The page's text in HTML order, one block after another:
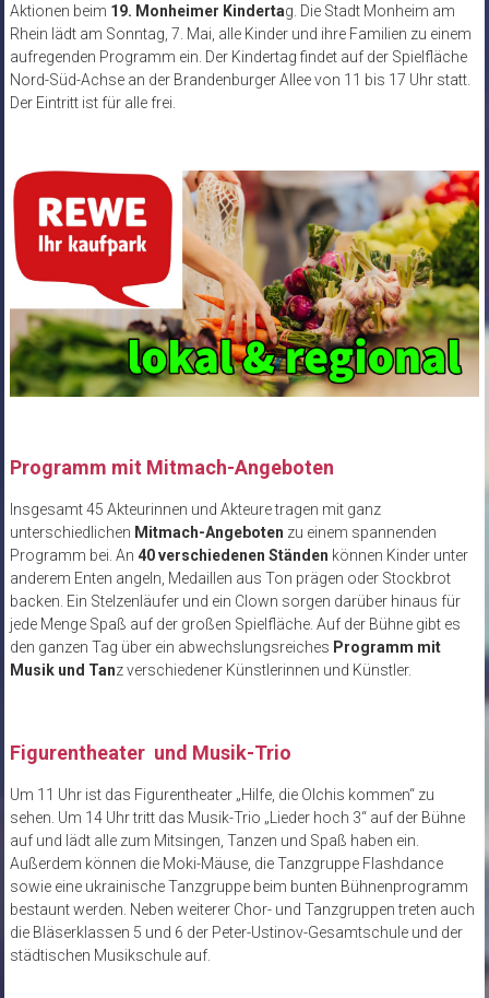
Aktionen beim 19. Monheimer Kindertag. Die Stadt Monheim am
Rhein lädt am Sonntag, 7. Mai, alle Kinder und ihre Familien zu einem
aufregenden Programm ein. Der Kindertag findet auf der Spielfläche
Nord-Süd-Achse an der Brandenburger Allee von 11 bis 17 Uhr statt.
Der Eintritt ist für alle frei.
Programm mit Mitmach-Angeboten
Insgesamt 45 Akteurinnen und Akteure tragen mit ganz
unterschiedlichen Mitmach-Angeboten zu einem spannenden
Programm bei. An 40 verschiedenen Ständen können Kinder unter
anderem Enten angeln, Medaillen aus Ton prägen oder Stockbrot
backen. Ein Stelzenläufer und ein Clown sorgen darüber hinaus für
jede Menge Spaß auf der großen Spielfläche. Auf der Bühne gibt es
den ganzen Tag über ein abwechslungsreiches Programm mit
Musik und Tanz verschiedener Künstlerinnen und Künstler.
Figurentheater und Musik-Trio
Um 11 Uhr ist das Figurentheater „Hilfe, die Olchis kommen“ zu
sehen. Um 14 Uhr tritt das Musik-Trio „Lieder hoch 3“ auf der Bühne
auf und lädt alle zum Mitsingen, Tanzen und Spaß haben ein.
Außerdem können die Moki-Mäuse, die Tanzgruppe Flashdance
sowie eine ukrainische Tanzgruppe beim bunten Bühnenprogramm
bestaunt werden. Neben weiterer Chor- und Tanzgruppen treten auch
die Bläserklassen 5 und 6 der Peter-Ustinov-Gesamtschule und der
städtischen Musikschule auf.